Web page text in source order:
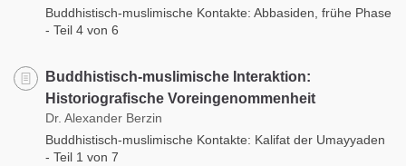
Buddhistisch-muslimische Kontakte: Abbasiden, frühe Phase
- Teil 4 von 6
Buddhistisch-muslimische Interaktion:
Historiografische Voreingenommenheit
Dr. Alexander Berzin
Buddhistisch-muslimische Kontakte: Kalifat der Umayyaden
- Teil 1 von 7